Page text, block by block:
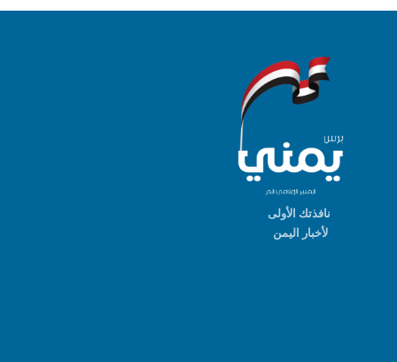
نافذتك الأولى
لأخبار اليمن